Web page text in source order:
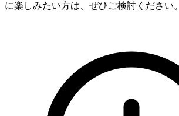
に楽しみたい方は、ぜひご検討ください。